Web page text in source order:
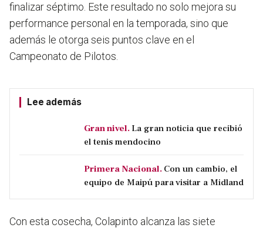
finalizar séptimo. Este resultado no solo mejora su
performance personal en la temporada, sino que
además le otorga seis puntos clave en el
Campeonato de Pilotos.
Lee además
Gran nivel. La gran noticia que recibió
el tenis mendocino
Primera Nacional. Con un cambio, el
equipo de Maipú para visitar a Midland
Con esta cosecha, Colapinto alcanza las siete